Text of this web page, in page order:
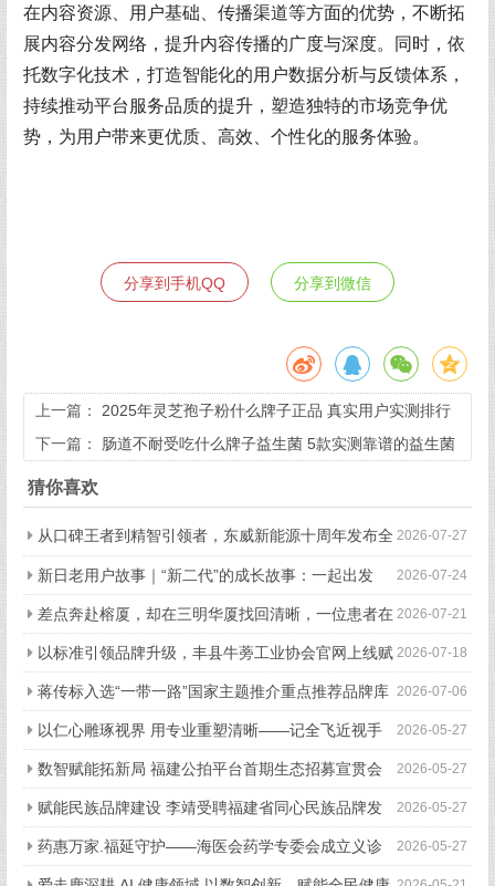
在内容资源、用户基础、传播渠道等方面的优势，不断拓
展内容分发网络，提升内容传播的广度与深度。同时，依
托数字化技术，打造智能化的用户数据分析与反馈体系，
持续推动平台服务品质的提升，塑造独特的市场竞争优
势，为用户带来更优质、高效、个性化的服务体验。
分享到手机QQ 分享到微信
上一篇： 2025年灵芝孢子粉什么牌子正品 真实用户实测排行
榜解析
下一篇：
肠道不耐受吃什么牌子益生菌 5款实测靠谱的益生菌
推荐
猜你喜欢
2026-07-27
从口碑王者到精智引领者，东威新能源十周年发布全
新品牌战略 2026-07-24
新日老用户故事｜“新二代”的成长故事：一起出发
的“移动伙伴” 2026-07-21
差点奔赴榕厦，却在三明华厦找回清晰，一位患者在
三明华厦的真实就诊手记 2026-07-18
以标准引领品牌升级，丰县牛蒡工业协会官网上线赋
能产业全链条高质量发展 2026-07-06
蒋传标入选“一带一路”国家主题推介重点推荐品牌库
2026-05-27
以仁心雕琢视界 用专业重塑清晰——记全飞近视手
术首席带教专家赵军 2026-05-27
数智赋能拓新局 福建公拍平台首期生态招募宣贯会
成功举办 2026-05-27
赋能民族品牌建设 李靖受聘福建省同心民族品牌发
展研究院高级顾问 2026-05-27
药惠万家.福延守护——海医会药学专委会成立义诊